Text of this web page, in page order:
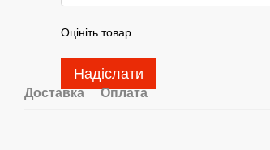
Оцініть товар
Надіслати
Доставка Оплата